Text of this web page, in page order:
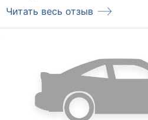
Читать весь отзыв